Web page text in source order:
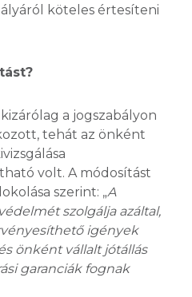
köteles értesíteni
a jogszabályon
tehát az önként
volt. A módosítást
szerint: „A
szolgálja azáltal,
igények
önként vállalt jótállás
garanciák fognak